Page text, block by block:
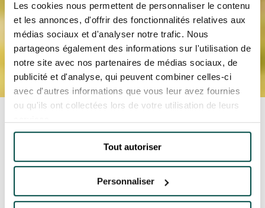
Les cookies nous permettent de personnaliser le contenu
et les annonces, d'offrir des fonctionnalités relatives aux
médias sociaux et d'analyser notre trafic. Nous
partageons également des informations sur l'utilisation de
notre site avec nos partenaires de médias sociaux, de
publicité et d'analyse, qui peuvent combiner celles-ci
avec d'autres informations que vous leur avez fournies
ou qu'ils ont collectées lors de votre utilisation de leurs
Tout autoriser
Personnaliser
Accueil Toutes les actualités
famille
Bon Plan Vacances en Famille : Conseils pour
un Séjour Inoubliable
BON PLAN VACANCES
EN FAMILLE :
CONSEILS POUR UN
SÉJOUR INOUBLIABLE